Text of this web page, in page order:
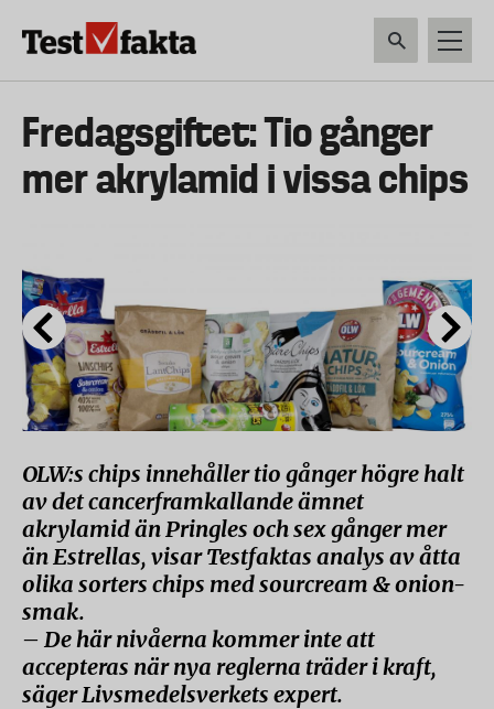
Huvudmeny
ny
VERKTYG &
Fredagsgiftet: Tio gånger
mer akrylamid i vissa chips
OLW:s chips innehåller tio gånger högre halt
av det cancerframkallande ämnet
akrylamid än Pringles och sex gånger mer
än Estrellas, visar Testfaktas analys av åtta
olika sorters chips med sourcream & onion-
smak.
– De här nivåerna kommer inte att
accepteras när nya reglerna träder i kraft,
säger Livsmedelsverkets expert.